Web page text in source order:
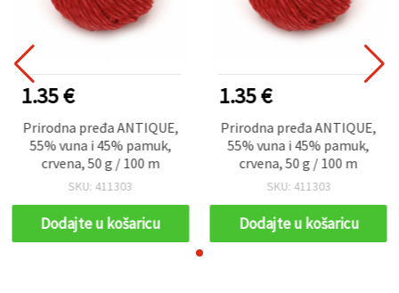
1.35 €
Prirodna pređa ANTIQUE,
55% vuna i 45% pamuk,
crvena, 50 g / 100 m
SKU: 411303
Dodajte u košaricu
1.35 €
Prirodna pređa ANTIQUE,
55% vuna i 45% pamuk,
crvena, 50 g / 100 m
SKU: 411303
Dodajte u košaricu